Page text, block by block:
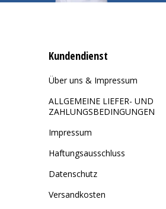
Kundendienst
Über uns & Impressum
ALLGEMEINE LIEFER- UND
ZAHLUNGSBEDINGUNGEN
Impressum
Haftungsausschluss
Datenschutz
Versandkosten